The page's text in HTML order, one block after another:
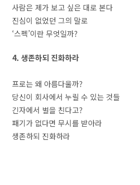
사람은 제가 보고 싶은 대로 본다
진심이 없었던 그의 말로
‘스펙’이란 무엇일까?
4. 생존하되 진화하라
프로는 왜 아름다울까?
당신이 회사에서 누릴 수 있는 것들
긴자에서 벌을 친다고?
패기가 없다면 무시를 받아라
생존하되 진화하라